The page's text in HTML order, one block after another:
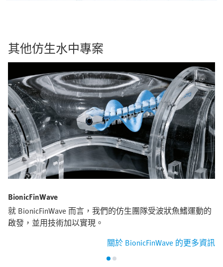
其他仿生水中專案
BionicFinWave
就 BionicFinWave 而言，我們的仿生團隊受波狀魚鰭運動的
啟發，並用技術加以實現。
關於 BionicFinWave 的更多資訊